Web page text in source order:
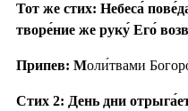
Тот же стих: Небеса́
творе́ние же руку́ Его́
Припев: Моли́твами
Стих 2: День дни